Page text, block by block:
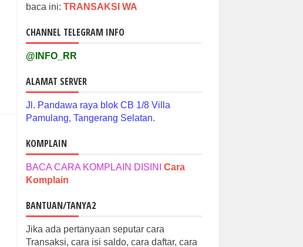
baca ini: TRANSAKSI WA
CHANNEL TELEGRAM INFO
@INFO_RR
ALAMAT SERVER
Jl. Pandawa raya blok CB 1/8 Villa
Pamulang, Tangerang Selatan.
KOMPLAIN
BACA CARA KOMPLAIN DISINI
Cara
Komplain
BANTUAN/TANYA2
Jika ada pertanyaan seputar cara
Transaksi, cara isi saldo, cara daftar, cara